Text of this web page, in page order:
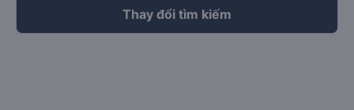
Thay đổi tìm kiếm